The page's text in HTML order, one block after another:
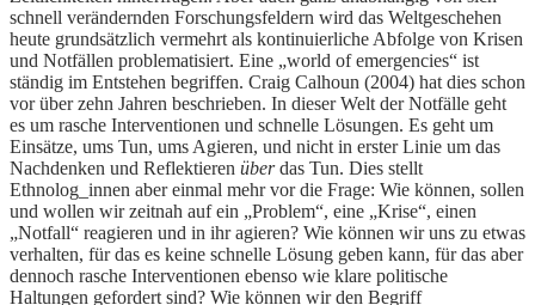
schnell verändernden Forschungsfeldern wird das Weltgeschehen
heute grundsätzlich vermehrt als kontinuierliche Abfolge von Krisen
und Notfällen problematisiert. Eine „world of emergencies“ ist
ständig im Entstehen begriffen. Craig Calhoun (2004) hat dies schon
vor über zehn Jahren beschrieben. In dieser Welt der Notfälle geht
es um rasche Interventionen und schnelle Lösungen. Es geht um
Einsätze, ums Tun, ums Agieren, und nicht in erster Linie um das
Nachdenken und Reflektieren überdas Tun. Dies stellt
Ethnolog_innen aber einmal mehr vor die Frage: Wie können, sollen
und wollen wir zeitnah auf ein „Problem“, eine „Krise“, einen
„Notfall“ reagieren und in ihr agieren? Wie können wir uns zu etwas
verhalten, für das es keine schnelle Lösung geben kann, für das aber
dennoch rasche Interventionen ebenso wie klare politische
Haltungen gefordert sind? Wie können wir den Begriff